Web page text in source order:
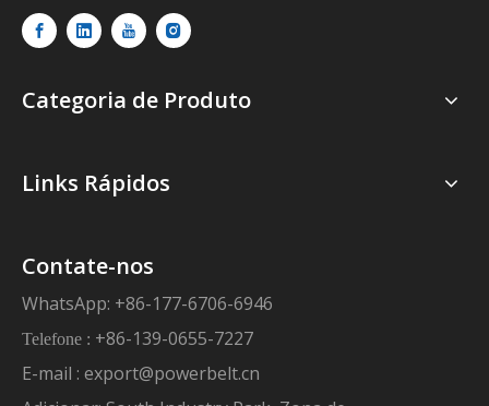
Categoria de Produto
Links Rápidos
Contate-nos
WhatsApp: +86-177-6706-6946
Telefone : +86-139-0655-7227
E-mail : export@powerbelt.cn